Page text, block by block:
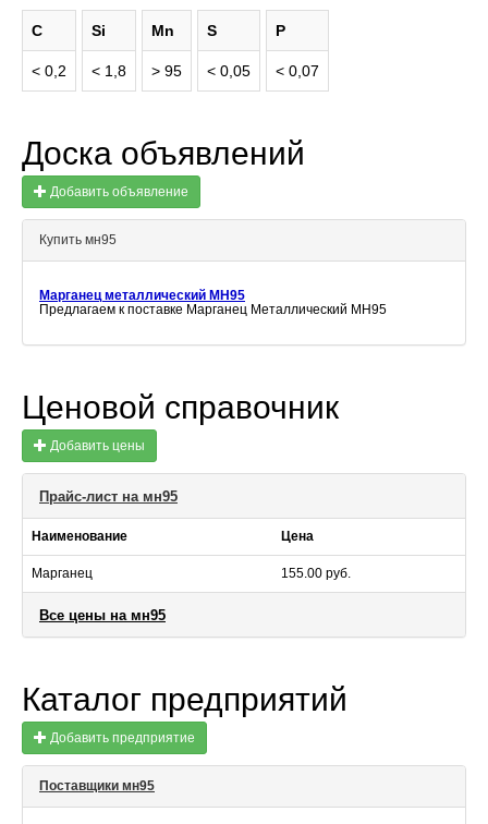
C
< 0,2
Si
< 1,8
Mn
> 95
S
< 0,05
P
< 0,07
Доска объявлений
Добавить объявление
Купить мн95
Марганец металлический МН95
Предлагаем к поставке Марганец Металлический МН95
Ценовой справочник
Добавить цены
Прайс-лист на мн95
Наименование Цена
Марганец 155.00 руб.
Все цены на мн95
Каталог предприятий
Добавить предприятие
Поставщики мн95